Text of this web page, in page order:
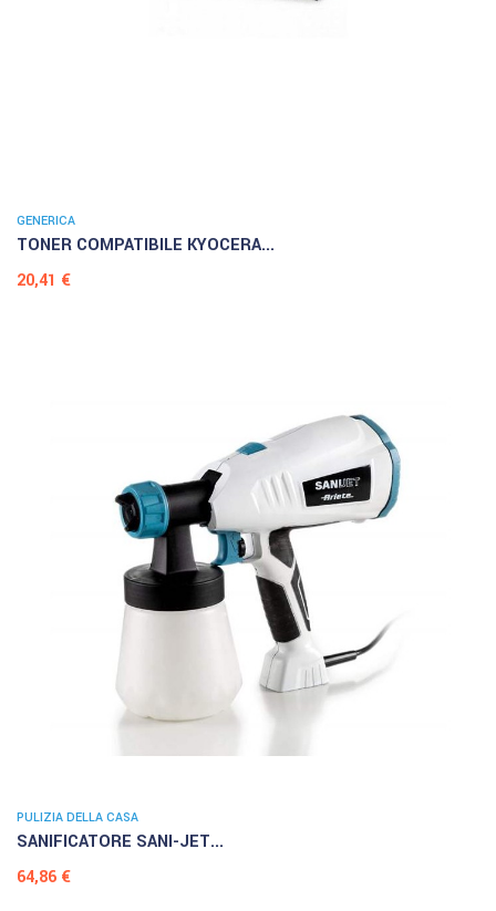
GENERICA
TONER COMPATIBILE KYOCERA...
Prezzo
20,41 €
PULIZIA DELLA CASA
SANIFICATORE SANI-JET...
Prezzo
64,86 €